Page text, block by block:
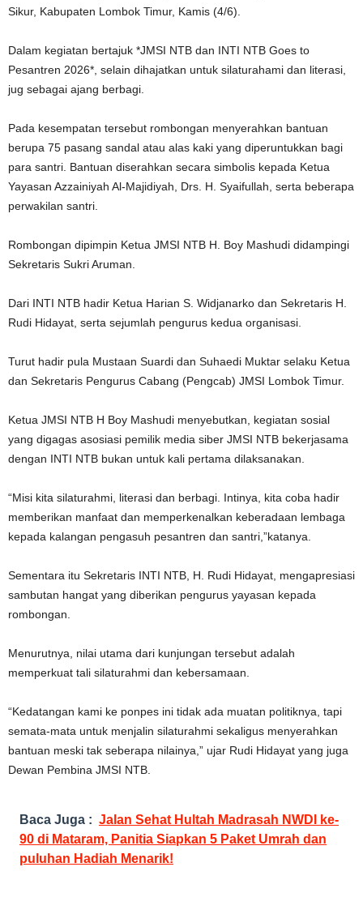
Sikur, Kabupaten Lombok Timur, Kamis (4/6).
Dalam kegiatan bertajuk *JMSI NTB dan INTI NTB Goes to
Pesantren 2026*, selain dihajatkan untuk silaturahami dan literasi,
jug sebagai ajang berbagi.
Pada kesempatan tersebut rombongan menyerahkan bantuan
berupa 75 pasang sandal atau alas kaki yang diperuntukkan bagi
para santri. Bantuan diserahkan secara simbolis kepada Ketua
Yayasan Azzainiyah Al-Majidiyah, Drs. H. Syaifullah, serta beberapa
perwakilan santri.
Rombongan dipimpin Ketua JMSI NTB H. Boy Mashudi didampingi
Sekretaris Sukri Aruman.
Dari INTI NTB hadir Ketua Harian S. Widjanarko dan Sekretaris H.
Rudi Hidayat, serta sejumlah pengurus kedua organisasi.
Turut hadir pula Mustaan Suardi dan Suhaedi Muktar selaku Ketua
dan Sekretaris Pengurus Cabang (Pengcab) JMSI Lombok Timur.
Ketua JMSI NTB H Boy Mashudi menyebutkan, kegiatan sosial
yang digagas asosiasi pemilik media siber JMSI NTB bekerjasama
dengan INTI NTB bukan untuk kali pertama dilaksanakan.
“Misi kita silaturahmi, literasi dan berbagi. Intinya, kita coba hadir
memberikan manfaat dan memperkenalkan keberadaan lembaga
kepada kalangan pengasuh pesantren dan santri,”katanya.
Sementara itu Sekretaris INTI NTB, H. Rudi Hidayat, mengapresiasi
sambutan hangat yang diberikan pengurus yayasan kepada
rombongan.
Menurutnya, nilai utama dari kunjungan tersebut adalah
memperkuat tali silaturahmi dan kebersamaan.
“Kedatangan kami ke ponpes ini tidak ada muatan politiknya, tapi
semata-mata untuk menjalin silaturahmi sekaligus menyerahkan
bantuan meski tak seberapa nilainya,” ujar Rudi Hidayat yang juga
Dewan Pembina JMSI NTB.
Baca Juga : Jalan Sehat Hultah Madrasah NWDI ke-
90 di Mataram, Panitia Siapkan 5 Paket Umrah dan
puluhan Hadiah Menarik!